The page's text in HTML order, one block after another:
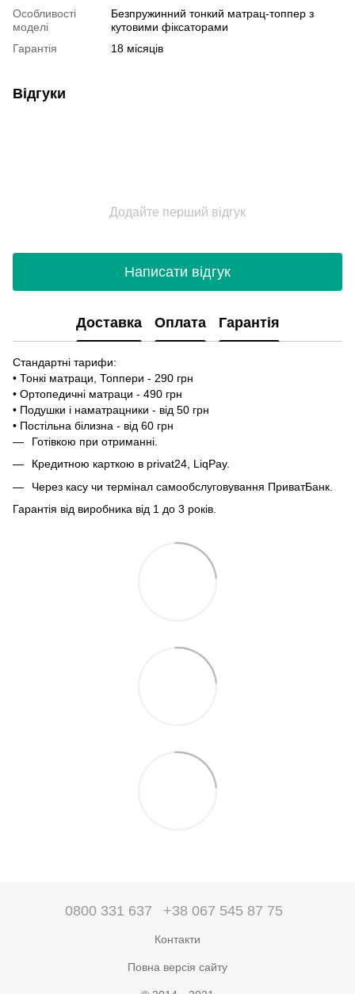
Особливості
моделі
Безпружинний тонкий матрац-топпер з
кутовими фіксаторами
Гарантія
18 місяців
Відгуки
Додайте перший відгук
Написати відгук
Доставка Оплата Гарантія
Стандартні тарифи:
• Тонкі матраци, Топпери - 290 грн
• Ортопедичні матраци - 490 грн
• Подушки і наматрацники - від 50 грн
• Постільна білизна - від 60 грн
Готівкою при отриманні.
Кредитною карткою в privat24, LiqPay.
Через касу чи термінал самообслуговування ПриватБанк.
Гарантія від виробника від 1 до 3 років.
0800 331 637 +38 067 545 87 75
Контакти
Повна версія сайту